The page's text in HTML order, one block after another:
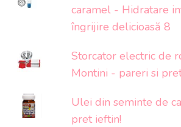
caramel - Hidratare
îngrijire delicioasă 8
Storcator electric de
Montini - pareri si
Ulei din seminte de
pret ieftin!